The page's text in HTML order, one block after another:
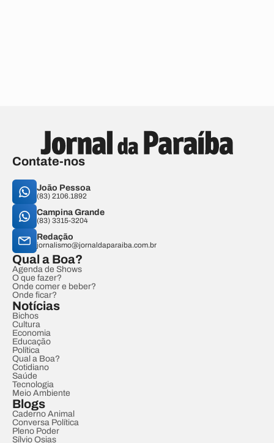
Contate-nos
João Pessoa
(83) 2106.1892
Campina Grande
(83) 3315-3204
Redação
jornalismo@jornaldaparaiba.com.br
Qual a Boa?
Agenda de Shows
O que fazer?
Onde comer e beber?
Onde ficar?
Notícias
Bichos
Cultura
Economia
Educação
Política
Qual a Boa?
Cotidiano
Saúde
Tecnologia
Meio Ambiente
Blogs
Caderno Animal
Conversa Política
Pleno Poder
Sílvio Osias